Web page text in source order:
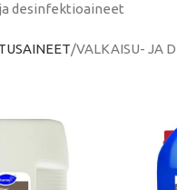
desinfektioaineet
VALKAISU- JA